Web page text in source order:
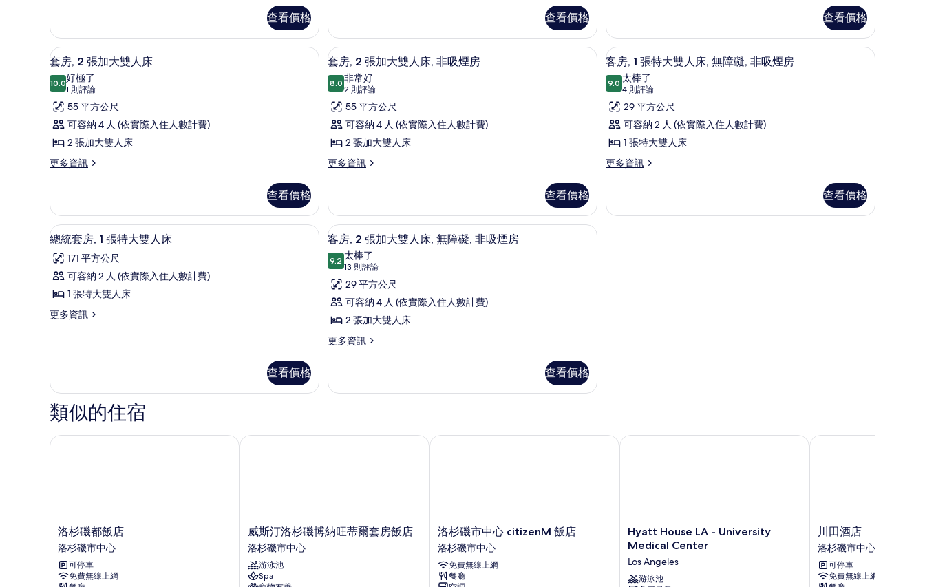
人
床,
無
障
礙,
非
吸
煙
的
所
有
相
片
2
張
加
雙
床,
無
礙,
非
吸
(A0L)
詳
情
查看價格
人
床,
無
障
礙,
非
吸
煙
所
有
相
片
1
張
特
雙
床,
無
礙,
非
吸
的
情
查看價格
人
床
的
所
有
相
片
特
大
雙
人
床
的
詳
情
查看價格
顯
示
套
房,
2
張
加
人
床
的
所
有
相
片
套房, 2 張加大雙人床 | 高級寢具、羽絨被、舒適加層、客房內保險箱
8
套房, 2 張加大雙人床
10.010.0 分，滿分 10 分
好極了
1 則評論
(1
則
評
論)
55 平方公尺
可容納 4 人 (依實際入住人數計費)
2 張加大雙人床
更多資訊
更
2
張
加
雙
人
的
詳
情
查看價格
顯
示
套
房,
2
張
加
人
床,
非
吸
煙
房
的
所
片
高級寢具、羽絨被、舒適加層、客房內保險箱
8
套房, 2 張加大雙人床, 非吸煙房
8.08.0 分，滿分 10 分
非常好
2 則評論
(2
則
評
論)
55 平方公尺
可容納 4 人 (依實際入住人數計費)
2 張加大雙人床
更多資訊
更
2
張
加
雙
床,
非
煙
房
的
查看價格
顯
示
客
房,
1
張
特
人
片
高級寢具、羽絨被、舒適加層、客房內保險箱
7
客房, 1 張特大雙人床, 無障礙, 非吸煙房
9.09.0 分，滿分 10 分
太棒了
4 則評論
(4
則
評
論)
29 平方公尺
可容納 2 人 (依實際入住人數計費)
1 張特大雙人床
更多資訊
更
1
查看價格
顯
示
總
統
房,
大
雙
人
床
片
總統套房, 1 張特大雙人床 | 高級寢具、羽絨被、舒適加層、客房內保險箱
8
總統套房, 1 張特大雙人床
171 平方公尺
可容納 2 人 (依實際入住人數計費)
1 張特大雙人床
更多資訊
更
1
張
特
大
雙
查看價格
顯
示
客
房,
2
張
加
人
房
高級寢具、羽絨被、舒適加層、客房內保險箱
8
客房, 2 張加大雙人床, 無障礙, 非吸煙房
9.29.2 分，滿分 10 分
太棒了
13 則評論
(13
則
評
論)
29 平方公尺
可容納 4 人 (依實際入住人數計費)
2 張加大雙人床
更多資訊
更
2
雙
吸
煙
查看價格
類似的住宿
洛
杉
磯
都
飯
洛杉磯都飯店
洛杉磯市中心
可停車
免費無線上網
洛杉磯都飯店
威
斯
汀
洛
杉
威斯汀洛杉磯博納旺蒂爾套房飯店
洛杉磯市中心
游泳池
Spa
威斯汀洛杉磯博納旺蒂爾套房飯店
洛
杉
磯
市
中
洛杉磯市中心 citizenM 飯店
洛杉磯市中心
免費無線上網
餐廳
洛杉磯市中心 citizenM 飯店
Hyatt
House
-
University
Hyatt House LA - University
Medical Center
Los Angeles
游泳池
Hyatt House LA - University Medical Center
川
田
酒
店
洛
川田酒店
洛杉磯市中心
可停車
免費無線上網
川田酒店